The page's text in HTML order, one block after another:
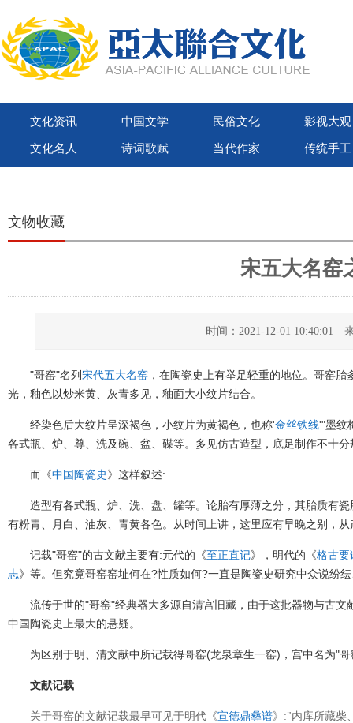
文化资讯 中国文学 民俗文化 影视大观
文化名人 诗词歌赋 当代作家 传统手工
文物收藏
宋五大名窑
时间：2021-12-01 10:40:01
"哥窑"名列宋代五大名窑 ，在陶瓷史上有举足轻重的地位。哥窑胎
光，釉色以炒米黄、灰青多见，釉面大小纹片结合。
经染色后大纹片呈深褐色，小纹片为黄褐色，也称'金丝铁线'"墨纹
各式瓶、炉、尊、洗及碗、盆、碟等。多见仿古造型，底足制作不十
而《中国陶瓷史》这样叙述:
造型有各式瓶、炉、洗、盘、罐等。论胎有厚薄之分，其胎质有
有粉青、月白、油灰、青黄各色。从时间上讲，这里应有早晚之别，
记载"哥窑"的古文献主要有:元代的《至正直记》，明代的《格古要
志》等。但究竟哥窑窑址何在?性质如何?一直是陶瓷史研究中众说纷
流传于世的"哥窑"经典器大多源自清宫旧藏，由于这批器物与古
中国陶瓷史上最大的悬疑。
为区别于明、清文献中所记载得哥窑(龙泉章生一窑)，宫中名为"
文献记载
关于哥窑的文献记载最早可见于明代《宣德鼎彝谱》:"内库所藏柴